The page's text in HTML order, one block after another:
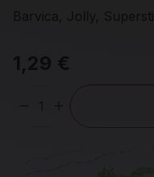
Barvica, Jolly,
1,29 €
Količina